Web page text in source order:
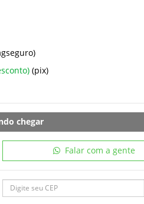
(pix)
chegar
Falar com a gente